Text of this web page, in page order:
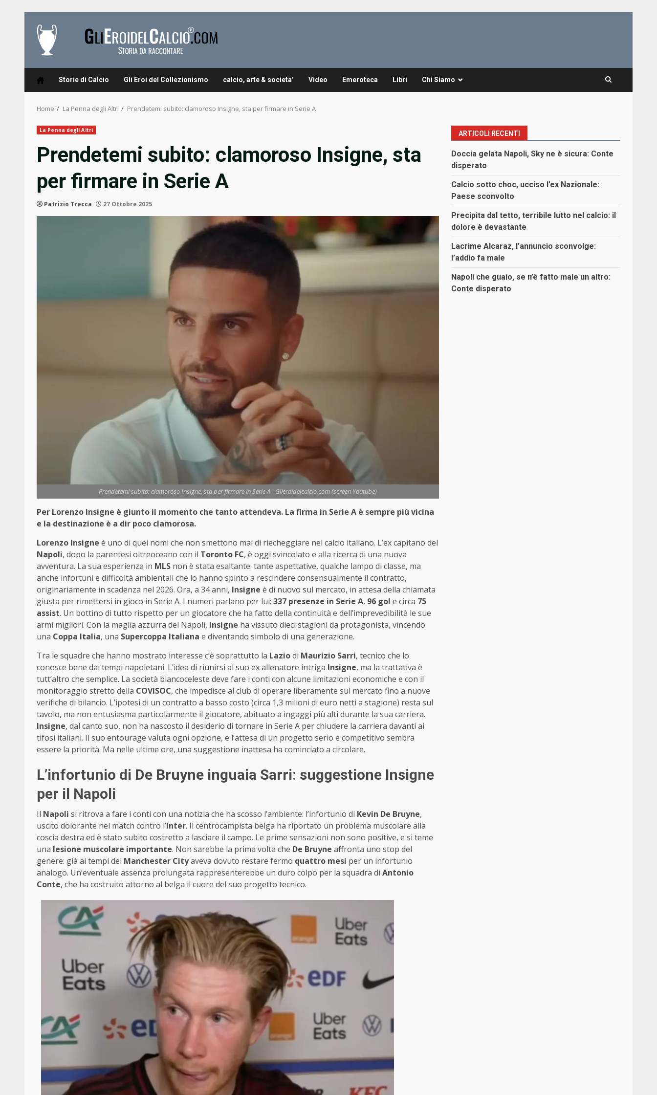
content
Storie di Calcio Gli Eroi del Collezionismo calcio, arte & societa’ Video Emeroteca Libri Chi Siamo
Home La Penna degli Altri Prendetemi subito: clamoroso Insigne, sta per firmare in Serie A
La Penna degli Altri
Prendetemi subito: clamoroso Insigne, sta
per firmare in Serie A
Patrizio Trecca 27 Ottobre 2025
Prendetemi subito: clamoroso Insigne, sta per firmare in Serie A - Glieroidelcalcio.com (screen Youtube)
Per Lorenzo Insigne è giunto il momento che tanto attendeva. La firma in Serie A è sempre più vicina
e la destinazione è a dir poco clamorosa.
Lorenzo Insigne è uno di quei nomi che non smettono mai di riecheggiare nel calcio italiano. L’ex capitano del
Napoli, dopo la parentesi oltreoceano con il Toronto FC, è oggi svincolato e alla ricerca di una nuova
avventura. La sua esperienza in MLS non è stata esaltante: tante aspettative, qualche lampo di classe, ma
anche infortuni e difficoltà ambientali che lo hanno spinto a rescindere consensualmente il contratto,
originariamente in scadenza nel 2026. Ora, a 34 anni, Insigne è di nuovo sul mercato, in attesa della chiamata
giusta per rimettersi in gioco in Serie A. I numeri parlano per lui: 337 presenze in Serie A, 96 gol e circa 75
assist. Un bottino di tutto rispetto per un giocatore che ha fatto della continuità e dell’imprevedibilità le sue
armi migliori. Con la maglia azzurra del Napoli, Insigne ha vissuto dieci stagioni da protagonista, vincendo
una Coppa Italia, una Supercoppa Italiana e diventando simbolo di una generazione.
Tra le squadre che hanno mostrato interesse c’è soprattutto la Laziodi Maurizio Sarri, tecnico che lo
conosce bene dai tempi napoletani. L’idea di riunirsi al suo ex allenatore intriga Insigne, ma la trattativa è
tutt’altro che semplice. La società biancoceleste deve fare i conti con alcune limitazioni economiche e con il
monitoraggio stretto della COVISOC, che impedisce al club di operare liberamente sul mercato fino a nuove
verifiche di bilancio. L’ipotesi di un contratto a basso costo (circa 1,3 milioni di euro netti a stagione) resta sul
tavolo, ma non entusiasma particolarmente il giocatore, abituato a ingaggi più alti durante la sua carriera.
Insigne, dal canto suo, non ha nascosto il desiderio di tornare in Serie A per chiudere la carriera davanti ai
tifosi italiani. Il suo entourage valuta ogni opzione, e l’attesa di un progetto serio e competitivo sembra
essere la priorità. Ma nelle ultime ore, una suggestione inattesa ha cominciato a circolare.
L’infortunio di De Bruyne inguaia Sarri: suggestione Insigne
per il Napoli
Il Napoli si ritrova a fare i conti con una notizia che ha scosso l’ambiente: l’infortunio di Kevin De Bruyne,
uscito dolorante nel match contro l’Inter. Il centrocampista belga ha riportato un problema muscolare alla
coscia destra ed è stato subito costretto a lasciare il campo. Le prime sensazioni non sono positive, e si teme
una lesione muscolare importante. Non sarebbe la prima volta che De Bruyne affronta uno stop del
genere: già ai tempi del Manchester Cityaveva dovuto restare fermo quattro mesi per un infortunio
analogo. Un’eventuale assenza prolungata rappresenterebbe un duro colpo per la squadra di Antonio
Conte, che ha costruito attorno al belga il cuore del suo progetto tecnico.
ARTICOLI RECENTI
Doccia gelata Napoli, Sky ne è sicura: Conte
disperato
Calcio sotto choc, ucciso l’ex Nazionale:
Paese sconvolto
Precipita dal tetto, terribile lutto nel calcio: il
dolore è devastante
Lacrime Alcaraz, l’annuncio sconvolge:
l’addio fa male
Napoli che guaio, se n’è fatto male un altro:
Conte disperato